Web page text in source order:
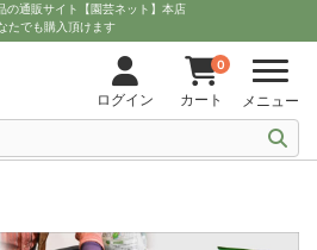
の通販サイト【園芸ネット】本店
たでも購入頂けます
ログイン
0
カート メニュー